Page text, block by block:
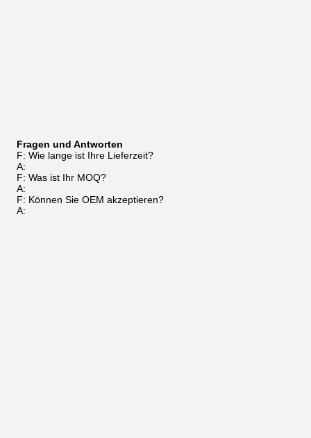
Fragen und Antworten
F: Wie lange ist Ihre Lieferzeit?
A:
F: Was ist Ihr MOQ?
A:
F: Können Sie OEM akzeptieren?
A: